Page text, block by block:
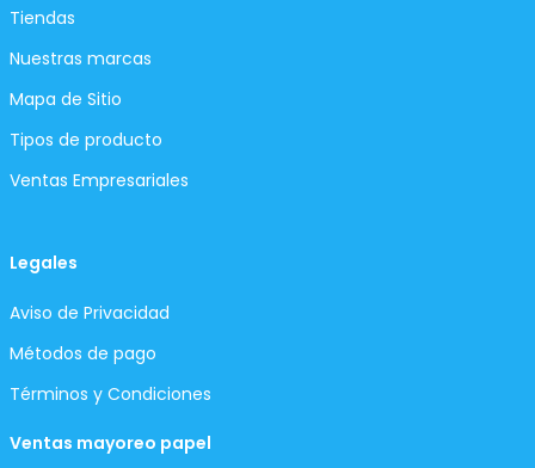
Tiendas
Nuestras marcas
Mapa de Sitio
Tipos de producto
Ventas Empresariales
Legales
Aviso de Privacidad
Métodos de pago
Términos y Condiciones
Ventas mayoreo papel